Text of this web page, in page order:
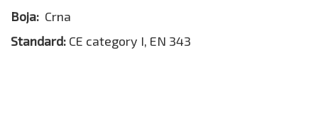
Boja: Crna
Standard: CE category I, EN 343